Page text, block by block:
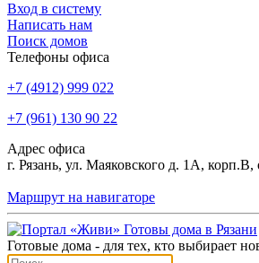
Вход в систему
Написать нам
Поиск домов
Телефоны офиса
+7 (4912) 999 022
+7 (961) 130 90 22
Адрес офиса
г. Рязань, ул. Маяковского д. 1А, корп.В,
Маршрут на навигаторе
Готовые дома - для тех, кто выбирает